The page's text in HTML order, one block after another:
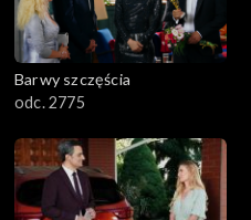
Barwy szczęścia
odc. 2775